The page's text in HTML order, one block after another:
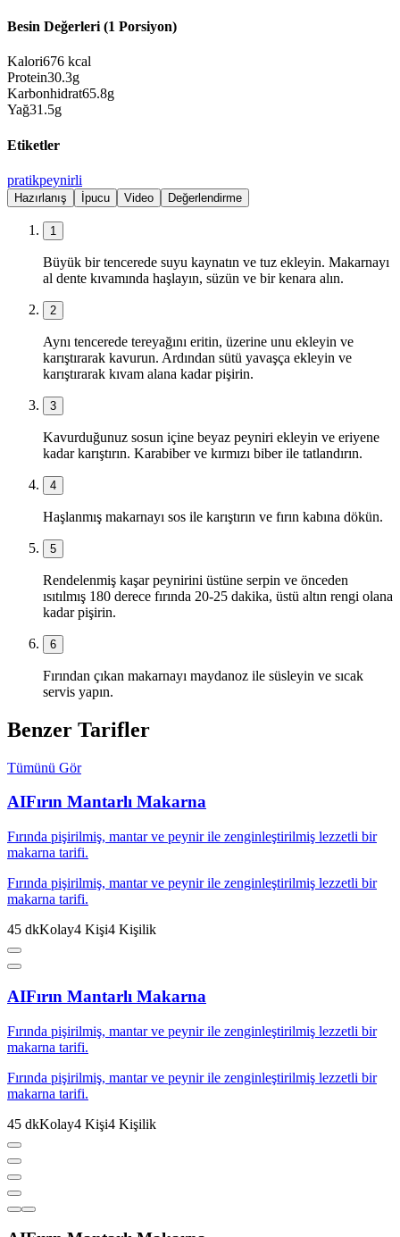
Besin Değerleri (1 Porsiyon)
Kalori676 kcal
Protein30.3g
Karbonhidrat65.8g
Yağ31.5g
Etiketler
pratikpeynirli
Hazırlanış İpucu Video Değerlendirme
1
Büyük bir tencerede suyu kaynatın ve tuz ekleyin. Makarnayı
al dente kıvamında haşlayın, süzün ve bir kenara alın.
2
Aynı tencerede tereyağını eritin, üzerine unu ekleyin ve
karıştırarak kavurun. Ardından sütü yavaşça ekleyin ve
karıştırarak kıvam alana kadar pişirin.
3
Kavurduğunuz sosun içine beyaz peyniri ekleyin ve eriyene
kadar karıştırın. Karabiber ve kırmızı biber ile tatlandırın.
4
Haşlanmış makarnayı sos ile karıştırın ve fırın kabına dökün.
5
Rendelenmiş kaşar peynirini üstüne serpin ve önceden
ısıtılmış 180 derece fırında 20-25 dakika, üstü altın rengi olana
kadar pişirin.
6
Fırından çıkan makarnayı maydanoz ile süsleyin ve sıcak
servis yapın.
Benzer Tarifler
Tümünü Gör
AIFırın Mantarlı Makarna
Fırında pişirilmiş, mantar ve peynir ile zenginleştirilmiş lezzetli bir
makarna tarifi.
Fırında pişirilmiş, mantar ve peynir ile zenginleştirilmiş lezzetli bir
makarna tarifi.
45 dkKolay4 Kişi4 Kişilik
AIFırın Mantarlı Makarna
Fırında pişirilmiş, mantar ve peynir ile zenginleştirilmiş lezzetli bir
makarna tarifi.
Fırında pişirilmiş, mantar ve peynir ile zenginleştirilmiş lezzetli bir
makarna tarifi.
45 dkKolay4 Kişi4 Kişilik